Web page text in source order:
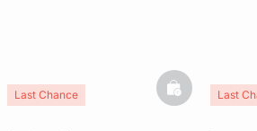
Last Chance basketfullLast